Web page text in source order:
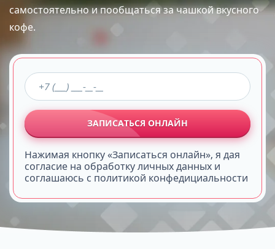
самостоятельно и пообщаться за чашкой вкусного
кофе.
ЗАПИСАТЬСЯ ОНЛАЙН
Нажимая кнопку «Записаться онлайн», я дая
согласие на обработку личных данных и
соглашаюсь с политикой конфедициальности